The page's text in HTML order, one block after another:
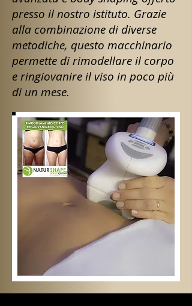
presso il nostro istituto. Grazie
alla combinazione di diverse
metodiche, questo macchinario
permette di rimodellare il corpo
e ringiovanire il viso in poco più
di un mese.